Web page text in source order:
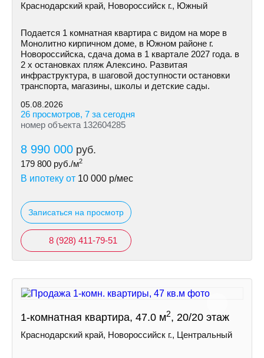
Краснодарский край, Новороссийск г., Южный
Подается 1 комнатная квартира с видом на море в
Монолитно кирпичном доме, в Южном районе г.
Новороссийска, сдача дома в 1 квартале 2027 года. в
2 х остановках пляж Алексино. Развитая
инфраструктура, в шаговой доступности остановки
транспорта, магазины, школы и детские сады.
05.08.2026
26 просмотров, 7 за сегодня
номер объекта 132604285
8 990 000 руб.
179 800 руб./м2
В ипотеку от 10 000 р/мес
Записаться на просмотр
8 (928) 411-79-51
1-комнатная квартира, 47.0 м2, 20/20 этаж
Краснодарский край, Новороссийск г., Центральный